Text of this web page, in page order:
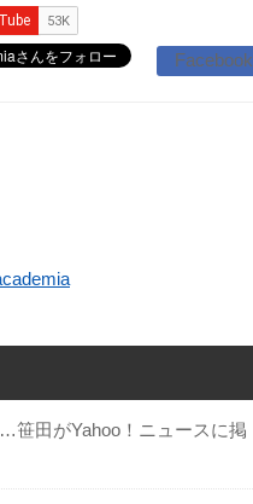
Facebook
…笹田がYahoo！ニュースに掲